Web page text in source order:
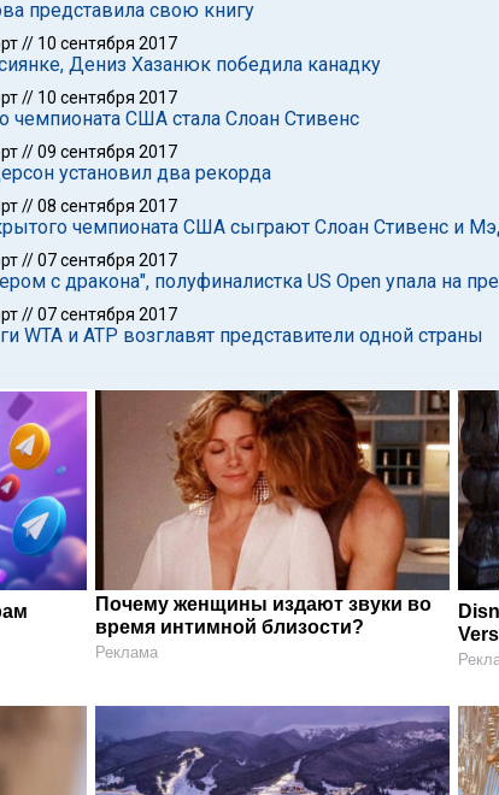
представила свою книгу
// 10 сентября 2017
Дениз Хазанюк победила канадку
// 10 сентября 2017
чемпионата США стала Слоан Стивенс
//09 сентября 2017
установил два рекорда
//08 сентября 2017
чемпионата США сыграют Слоан Стивенс и
//07 сентября 2017
с дракона", полуфиналистка US Open упала на
//07 сентября 2017
WTA и АТР возглавят представители одной страны
Почему женщины издают звуки во
время интимной близости?
Реклама